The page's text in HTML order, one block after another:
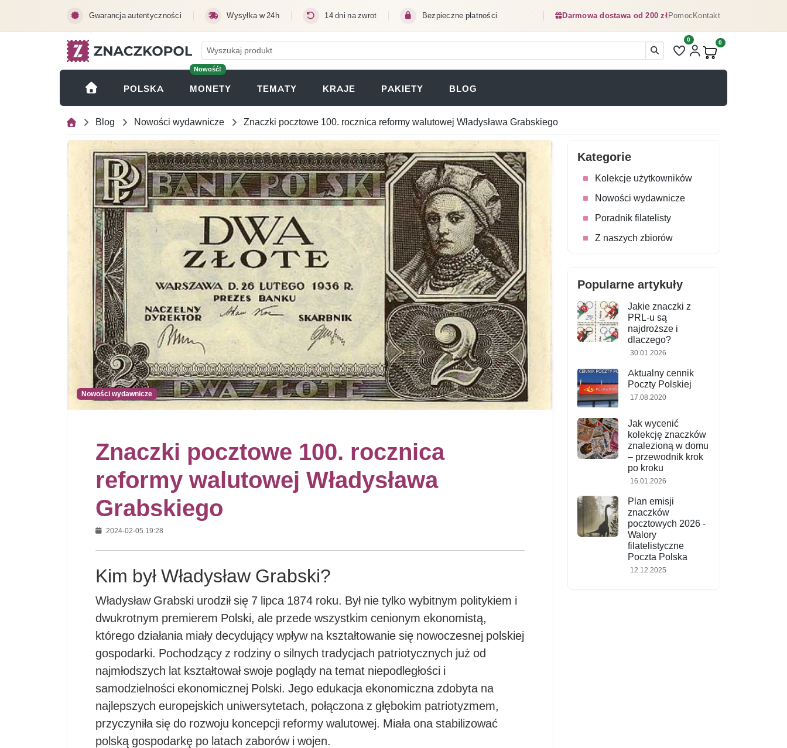
Gwarancja autentyczności Wysyłka w 24h 14 dni na zwrot Bezpieczne płatności Darmowa dostawa od 200 złPomocKontakt
Liczba pozycji na liście
0
Produkty w koszyku:
0
POLSKA
Nowość!
MONETY (OTWIERA SIĘ W NOWEJ KARCIE)
TEMATY KRAJE PAKIETY BLOG
Blog Nowości wydawnicze Znaczki pocztowe 100. rocznica reformy walutowej Władysława Grabskiego
Nowości wydawnicze
Znaczki pocztowe 100. rocznica
reformy walutowej Władysława
Grabskiego
2024-02-05 19:28
Kim był Władysław Grabski?
Władysław Grabski urodził się 7 lipca 1874 roku. Był nie tylko wybitnym politykiem i
dwukrotnym premierem Polski, ale przede wszystkim cenionym ekonomistą,
którego działania miały decydujący wpływ na kształtowanie się nowoczesnej polskiej
gospodarki. Pochodzący z rodziny o silnych tradycjach patriotycznych już od
najmłodszych lat kształtował swoje poglądy na temat niepodległości i
samodzielności ekonomicznej Polski. Jego edukacja ekonomiczna zdobyta na
najlepszych europejskich uniwersytetach, połączona z głębokim patriotyzmem,
przyczyniła się do rozwoju koncepcji reformy walutowej. Miała ona stabilizować
polską gospodarkę po latach zaborów i wojen.
Kategorie
Kolekcje użytkowników
Nowości wydawnicze
Poradnik filatelisty
Z naszych zbiorów
Popularne artykuły
Jakie znaczki z
PRL-u są
najdroższe i
dlaczego?
30.01.2026
Aktualny cennik
Poczty Polskiej
17.08.2020
Jak wycenić
kolekcję znaczków
znalezioną w domu
– przewodnik krok
po kroku
16.01.2026
Plan emisji
znaczków
pocztowych 2026 -
Walory
filatelistyczne
Poczta Polska
12.12.2025